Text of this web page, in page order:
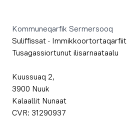
Kommuneqarfik Sermersooq
Suliffissat · Immikkoortortaqarfiit
Tusagassiortunut ilisarnaataalu
Kuussuaq 2,
3900 Nuuk
Kalaallit Nunaat
CVR: 31290937